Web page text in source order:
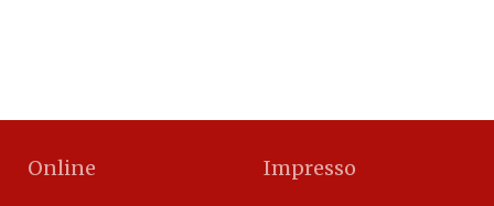
Online Impresso